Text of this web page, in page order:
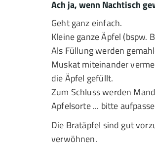
Ach ja, wenn Nachtisch
Geht ganz einfach.
Kleine ganze Äpfel (bspw.
Als Füllung werden
Muskat miteinander
die Äpfel gefüllt.
Zum Schluss werden
Apfelsorte ... bitte
Die Bratäpfel sind gut
verwöhnen.